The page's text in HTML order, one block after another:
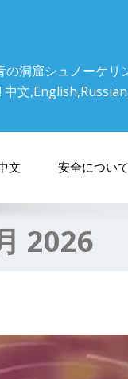
の洞窟シュノーケリ
中文
文 安全について
2026